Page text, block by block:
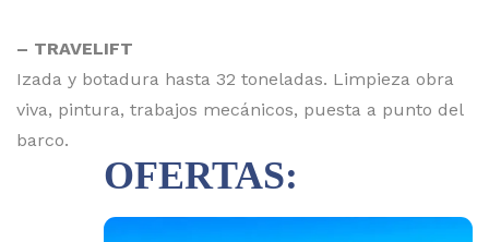
– TRAVELIFT
Izada y botadura hasta 32 toneladas. Limpieza obra
viva, pintura, trabajos mecánicos, puesta a punto del
barco.
OFERTAS: